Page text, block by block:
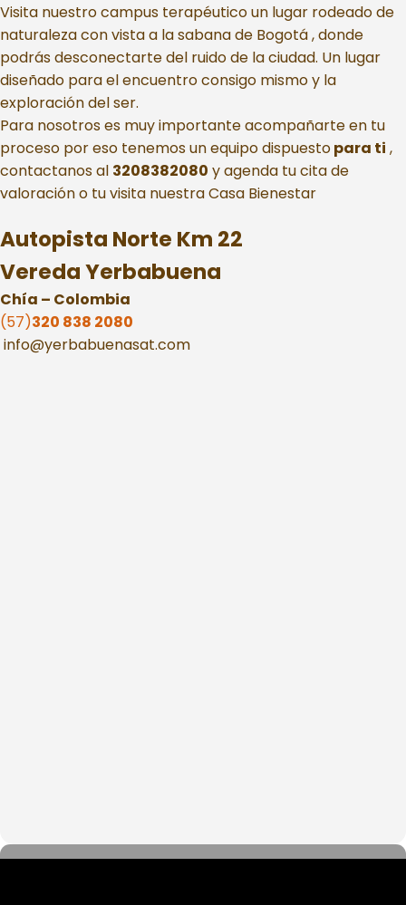
Visita nuestro campus terapéutico un lugar rodeado de
naturaleza con vista a la sabana de Bogotá , donde
podrás desconectarte del ruido de la ciudad. Un lugar
diseñado para el encuentro consigo mismo y la
exploración del ser.
Para nosotros es muy importante acompañarte en tu
proceso por eso tenemos un equipo dispuestopara ti ,
contactanos al 3208382080 y agenda tu cita de
valoración o tu visita nuestra Casa Bienestar
Autopista Norte Km 22
Vereda Yerbabuena
Chía – Colombia
(57)320 838 2080
info@yerbabuenasat.com